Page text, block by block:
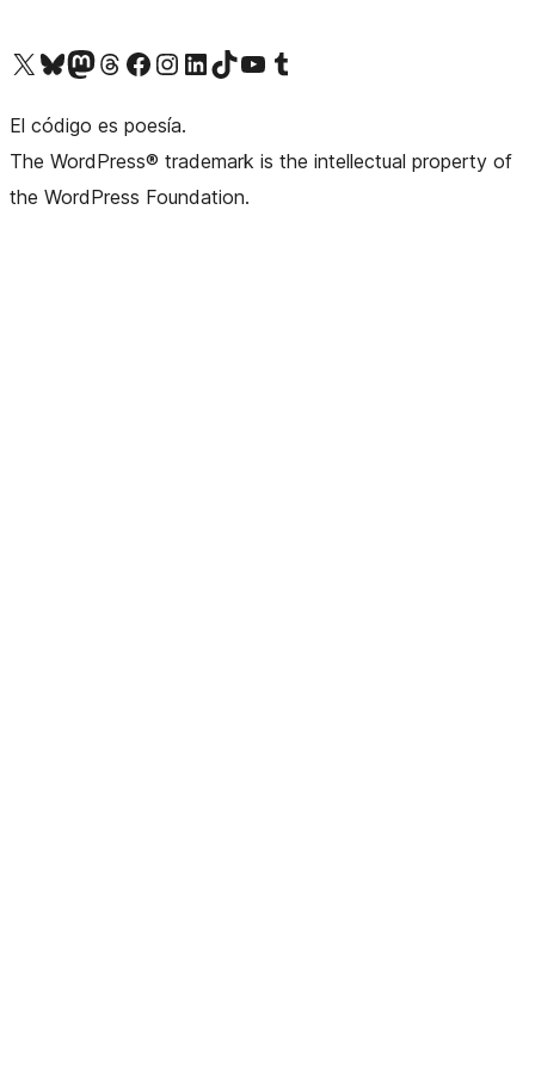
Visita nuestra cuenta de X (anteriormente Twitter)
Visita nuestra cuenta de Bluesky
Visita nuestra cuenta de Mastodon
Visita nuestra cuenta de Threads
Visita nuestra página de Facebook
Visita nuestra cuenta de Instagram
Visita nuestra cuenta de LinkedIn
Visita nuestra cuenta de TikTok
Visita nuestro canal de YouTube
Visita nuestra cuenta de Tumblr
El código es poesía.
The WordPress® trademark is the intellectual property of
the WordPress Foundation.